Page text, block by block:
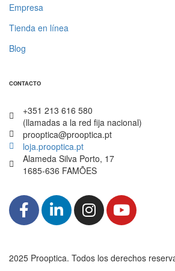
Empresa
Tienda en línea
Blog
CONTACTO
+351 213 616 580
(llamadas a la red fija nacional)
prooptica@prooptica.pt
loja.prooptica.pt
Alameda Silva Porto, 17
1685-636 FAMÕES
2025 Prooptica. Todos los derechos